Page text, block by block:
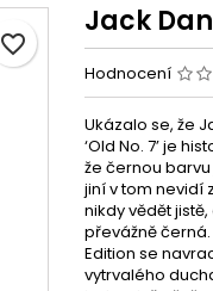
Jack
Hodnocení
Ukázalo se, že
‘Old No. 7’ je
že černou
jiní v tom nevidí
nikdy vědět
převážně
Edition se
vytrvalého
favorite_border